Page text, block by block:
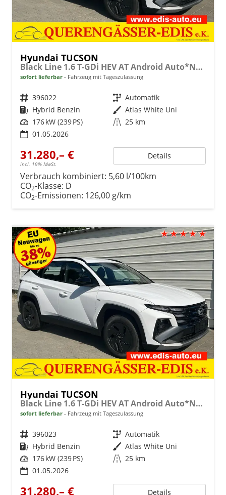
Hyundai TUCSON
Black Line 1.6 T-GDi HEV AT Android Auto*Navi*SHZ*Kamera*2Z Klimaauto*
sofort lieferbar Fahrzeug mit Tageszulassung
Fahrzeugnr. 396022 Getriebe Automatik
Kraftstoff Hybrid Benzin Außenfarbe Atlas White Uni
Leistung 176 kW (239 PS) Kilometerstand 25 km
01.05.2026
31.280,– €
incl. 19% MwSt.
Details
Verbrauch kombiniert: 5,60 l/100km
CO2-Klasse: D
CO2-Emissionen: 126,00 g/km
Hyundai TUCSON
Black Line 1.6 T-GDi HEV AT Android Auto*Navi*SHZ*Kamera*2Z Klimaauto*
sofort lieferbar Fahrzeug mit Tageszulassung
Fahrzeugnr. 396023 Getriebe Automatik
Kraftstoff Hybrid Benzin Außenfarbe Atlas White Uni
Leistung 176 kW (239 PS) Kilometerstand 25 km
01.05.2026
31.280,– € Details